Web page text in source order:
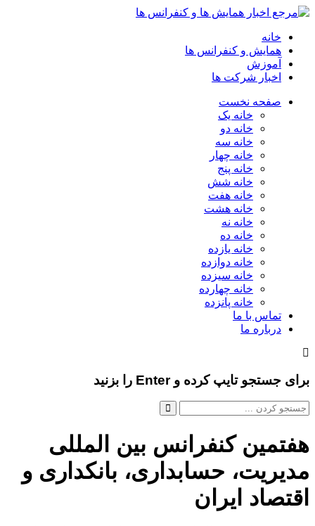
خانه
همایش و کنفرانس ها
آموزش
اخبار شرکت ها
صفحه نخست
خانه یک
خانه دو
خانه سه
خانه چهار
خانه پنج
خانه شش
خانه هفت
خانه هشت
خانه نه
خانه ده
خانه یازده
خانه دوازده
خانه سیزده
خانه چهارده
خانه پانزده
تماس با ما
درباره ما
برای جستجو تایپ کرده و Enter را بزنید
هفتمین کنفرانس بین المللی
مدیریت، حسابداری، بانکداری و
اقتصاد ایران